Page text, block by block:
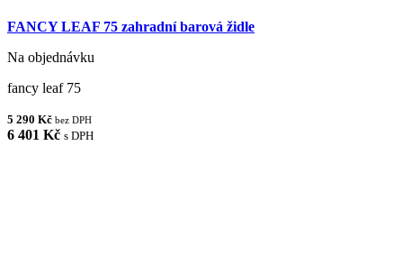
FANCY LEAF 75 zahradní barová židle
Na objednávku
fancy leaf 75
5 290 Kč bez DPH
6 401 Kč s DPH